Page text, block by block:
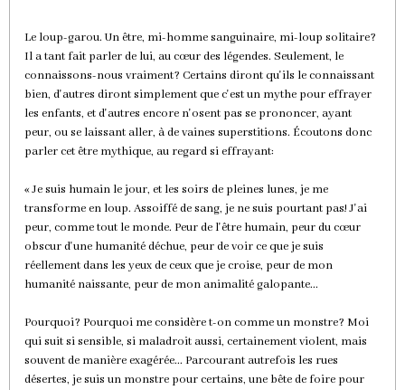
Le loup-garou. Un être, mi-homme sanguinaire, mi-loup solitaire?
Il a tant fait parler de lui, au cœur des légendes. Seulement, le
connaissons-nous vraiment? Certains diront qu'ils le connaissant
bien, d'autres diront simplement que c'est un mythe pour effrayer
les enfants, et d'autres encore n'osent pas se prononcer, ayant
peur, ou se laissant aller, à de vaines superstitions. Écoutons donc
parler cet être mythique, au regard si effrayant:
« Je suis humain le jour, et les soirs de pleines lunes, je me
transforme en loup. Assoiffé de sang, je ne suis pourtant pas! J'ai
peur, comme tout le monde. Peur de l'être humain, peur du cœur
obscur d'une humanité déchue, peur de voir ce que je suis
réellement dans les yeux de ceux que je croise, peur de mon
humanité naissante, peur de mon animalité galopante...
Pourquoi? Pourquoi me considère t-on comme un monstre? Moi
qui suit si sensible, si maladroit aussi, certainement violent, mais
souvent de manière exagérée... Parcourant autrefois les rues
désertes, je suis un monstre pour certains, une bête de foire pour